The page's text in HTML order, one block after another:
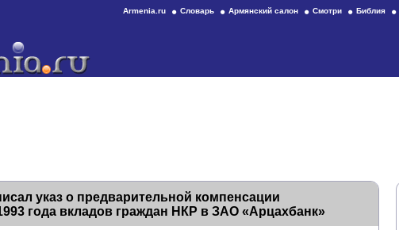
Armenia.ru Словарь Армянский салон Смотри Библия
указ о предварительной компенсации
года вкладов граждан НКР в ЗАО «Арцахбанк»